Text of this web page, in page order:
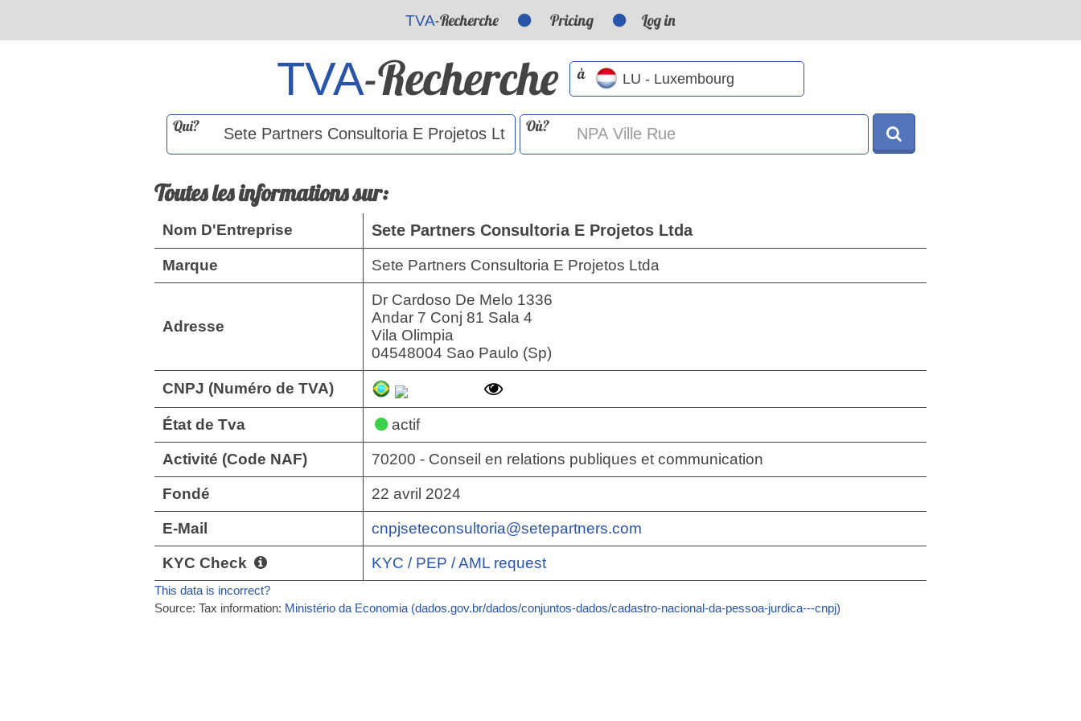
TVA-Recherche Pricing Log in
TVA-Recherche à
Qui? Où?
Toutes les informations sur:
Nom D'Entreprise Sete Partners Consultoria E Projetos Ltda
Marque Sete Partners Consultoria E Projetos Ltda
Adresse
Dr Cardoso De Melo 1336
Andar 7 Conj 81 Sala 4
Vila Olimpia
04548004 Sao Paulo (Sp)
CNPJ (Numéro de TVA)
État de Tva actif
Activité (Code NAF) 70200 - Conseil en relations publiques et communication
Fondé 22 avril 2024
E-Mail cnpjseteconsultoria@setepartners.com
KYC Check KYC / PEP / AML request
This data is incorrect?
Source: Tax information: Ministério da Economia (dados.gov.br/dados/conjuntos-dados/cadastro-nacional-da-pessoa-jurdica---cnpj)